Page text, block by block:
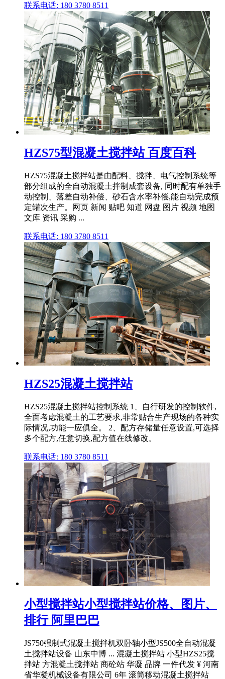
联系电话: 180 3780 8511
HZS75型混凝土搅拌站 百度百科
HZS75混凝土搅拌站是由配料、搅拌、电气控制系统等
部分组成的全自动混凝土拌制成套设备, 同时配有单独手
动控制、落差自动补偿、砂石含水率补偿,能自动完成预
定罐次生产。网页 新闻 贴吧 知道 网盘 图片 视频 地图
文库 资讯 采购 ...
联系电话: 180 3780 8511
HZS25混凝土搅拌站
HZS25混凝土搅拌站控制系统 1、自行研发的控制软件,
全面考虑混凝土的工艺要求,非常贴合生产现场的各种实
际情况,功能一应俱全。 2、配方存储量任意设置,可选择
多个配方,任意切换,配方值在线修改。
联系电话: 180 3780 8511
小型搅拌站小型搅拌站价格、图片、
排行 阿里巴巴
JS750强制式混凝土搅拌机双卧轴小型JS500全自动混凝
土搅拌站设备 山东中博 ... 混凝土搅拌站 小型HZS25搅
拌站 方混凝土搅拌站 商砼站 华凝 品牌 一件代发 ¥ 河南
省华凝机械设备有限公司 6年 滚筒移动混凝土搅拌站